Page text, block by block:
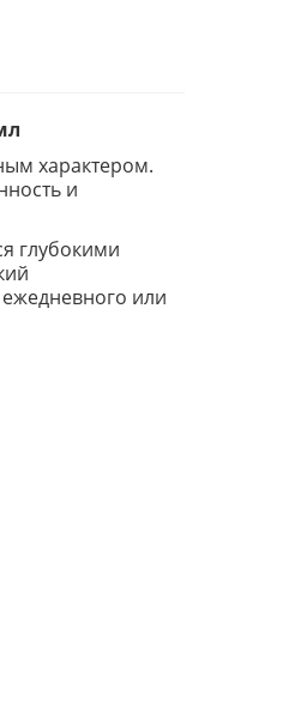
характером.
и
глубокими
или